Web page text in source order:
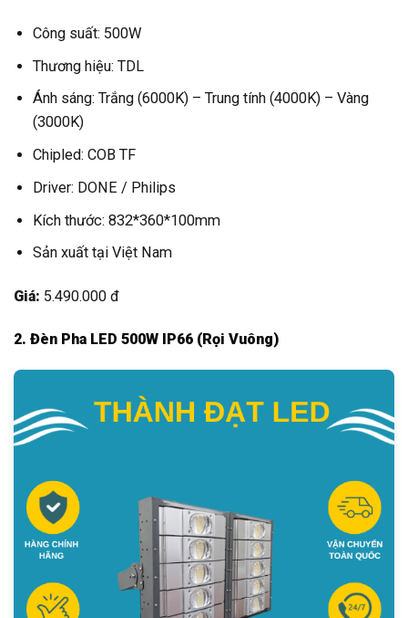
Công suất: 500W
Thương hiệu: TDL
Ánh sáng: Trắng (6000K) – Trung tính (4000K) – Vàng
(3000K)
Chipled: COB TF
Driver: DONE / Philips
Kích thước: 832*360*100mm
Sản xuất tại Việt Nam
Giá: 5.490.000 đ
2. Đèn Pha LED 500W IP66 (Rọi Vuông)